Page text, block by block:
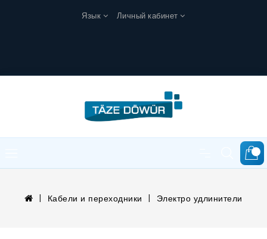
Язык Личный кабинет
0
Кабели и переходники Электро удлинители